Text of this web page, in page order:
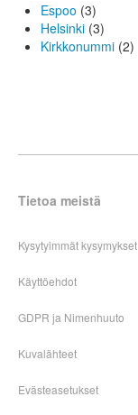
Espoo (3)
Helsinki (3)
Kirkkonummi (2)
Tietoa meistä
Kysytyimmät kysymykset
Käyttöehdot
GDPR ja Nimenhuuto
Kuvalähteet
Evästeasetukset